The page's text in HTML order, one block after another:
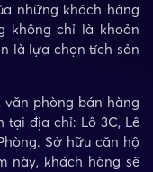
những khách hàng
không chỉ là khoản
là lựa chọn tích sản
văn phòng bán hàng
tại địa chỉ: Lô 3C, Lê
Sở hữu căn hộ
này, khách hàng sẽ